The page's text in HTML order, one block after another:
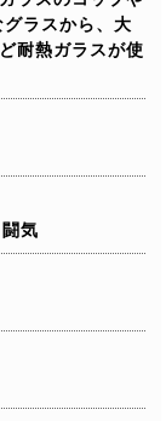
ラスから、大
耐熱ガラスが使
気